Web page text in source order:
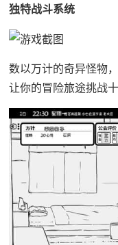
独特战斗系统
数以万计的奇异怪物
让你的冒险旅途挑战